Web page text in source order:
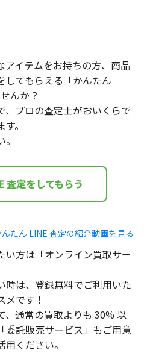
アイテムをお持ちの方、商品
してもらえる「かんたん
んか？
、プロの査定士がおいくらで
。
査定をしてもらう
たん LINE 査定の紹介動画を見る
い方は「オンライン買取サー
時は、登録無料でご利用いた
です！
、通常の買取よりも 30% 以
委託販売サービス」もご用意
ください。